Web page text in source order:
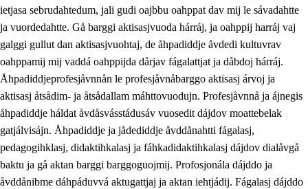
3.4 Åhpadus åhpadusvidnudagán ja barggoiellemin
3.5 Profesjåvnåaktisasjvuohta ja skåvllååvddånibme
ietjasa sebrudahtedum, jali gudi oajbbu oahppat dav mij le sávadahtte
ja vuordedahtte. Gå barggi aktisasjvuoda hárráj, ja oahppij harráj vaj
galggi gullut dan aktisasjvuohtaj, de åhpadiddje åvdedi kultuvrav
oahppamij mij vaddá oahppijda dårjav fágalattjat ja dåbdoj hárráj.
Åhpadiddjeprofesjåvnnån le profesjåvnåbarggo aktisasj árvoj ja
aktisasj åtsådim- ja åtsådallam máhttovuodujn. Profesjåvnnå ja ájnegis
åhpadiddje háldat åvdåsvásstádusáv vuosedit dájdov moattebelak
gatjálvisájn. Åhpadiddje ja jådediddje åvddånahtti fágalasj,
pedagogihklasj, didaktihkalasj ja fáhkadidaktihkalasj dájdov dialåvgå
baktu ja gå aktan barggi barggoguojmij. Profosjonála dájddo ja
åvddånibme dáhpáduvvá aktugattjaj ja aktan iehtjádij. Fágalasj dájddo